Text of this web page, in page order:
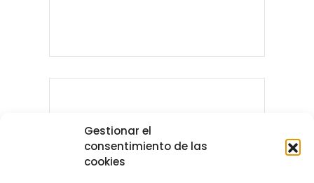
Gestionar el
consentimiento de las
cookies